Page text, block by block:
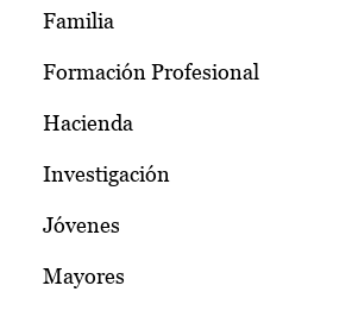
Familia
Formación Profesional
Hacienda
Investigación
Jóvenes
Mayores